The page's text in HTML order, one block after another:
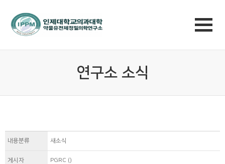
연구소 소식
내용분류 새소식
게시자 PGRC ()